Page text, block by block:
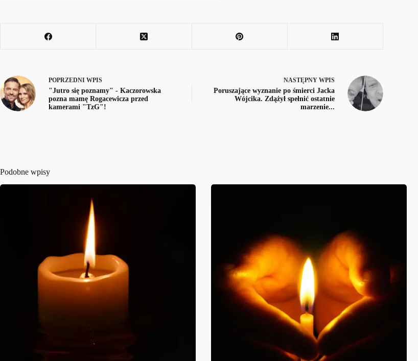
POPRZEDNI WPIS
"Jutro się poznamy" - Kaczorowska
pozna mamę Rogacewicza przed
kamerami "TzG"!
NASTĘPNY WPIS
Poruszające wyznanie po śmierci Jacka
Wójcika. Zdążył spełnić ostatnie
marzenie...
Podobne wpisy